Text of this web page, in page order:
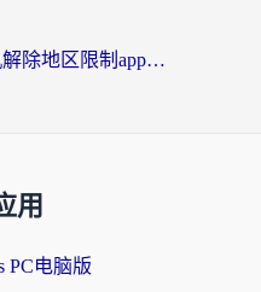
海外党追剧必备：手机解除地区限制app怎么选？解决央视视频&国内剧地区限制全指南
用
PC电脑版